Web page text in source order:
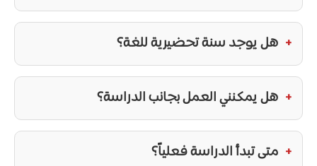
هل يوجد سنة تحضيرية للغة؟
هل يمكنني العمل بجانب الدراسة؟
متى تبدأ الدراسة فعلياً؟